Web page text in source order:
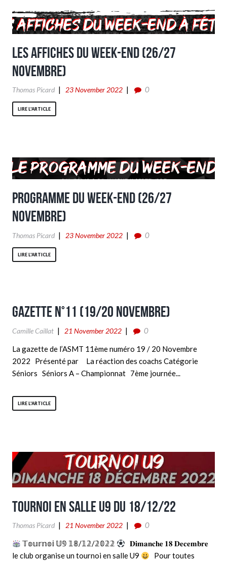
Les affiches du week-end (26/27
Novembre)
Thomas Picard 23 November 2022 0
LIRE L'ARTICLE
Programme du week-end (26/27
Novembre)
Thomas Picard 23 November 2022 0
LIRE L'ARTICLE
Gazette n°11 (19/20 Novembre)
Camille Caillat 21 November 2022
0
La gazette de l’ASMT 11ème numéro 19 / 20 Novembre
2022 Présenté par La réaction des coachs Catégorie
Séniors Séniors A – Championnat 7ème journée...
LIRE L'ARTICLE
Tournoi en salle U9 du 18/12/22
Thomas Picard 21 November 2022
0
𝕋𝕠𝕦𝕣𝕟𝕠𝕚 𝕌𝟡 𝟙𝟠/𝟙𝟚/𝟚𝟘𝟚𝟚
𝐃𝐢𝐦𝐚𝐧𝐜𝐡𝐞 𝟏𝟖 𝐃𝐞𝐜𝐞𝐦𝐛𝐫𝐞
le club organise un tournoi en salle U9
Pour toutes